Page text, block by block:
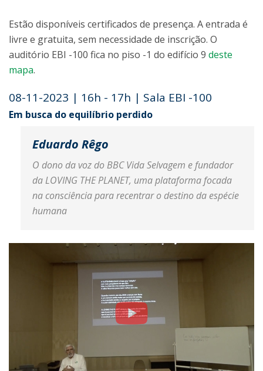
Estão disponíveis certificados de presença. A entrada é
livre e gratuita, sem necessidade de inscrição. O
auditório EBI -100 fica no piso -1 do edifício 9 deste
mapa.
08-11-2023 | 16h - 17h | Sala EBI -100
Em busca do equilíbrio perdido
Eduardo Rêgo
O dono da voz do BBC Vida Selvagem e fundador
da LOVING THE PLANET, uma plataforma focada
na consciência para recentrar o destino da espécie
humana